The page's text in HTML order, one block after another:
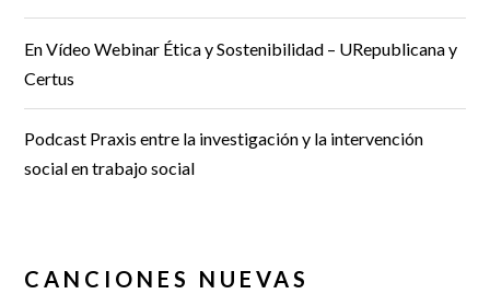
En Vídeo Webinar Ética y Sostenibilidad – URepublicana y
Certus
Podcast Praxis entre la investigación y la intervención
social en trabajo social
CANCIONES NUEVAS